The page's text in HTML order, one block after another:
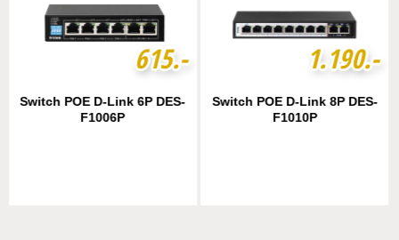
615.-
615.-
Switch POE D-Link 6P DES-
F1006P
1.190.-
1.190.-
Switch POE D-Link 8P DES-
F1010P